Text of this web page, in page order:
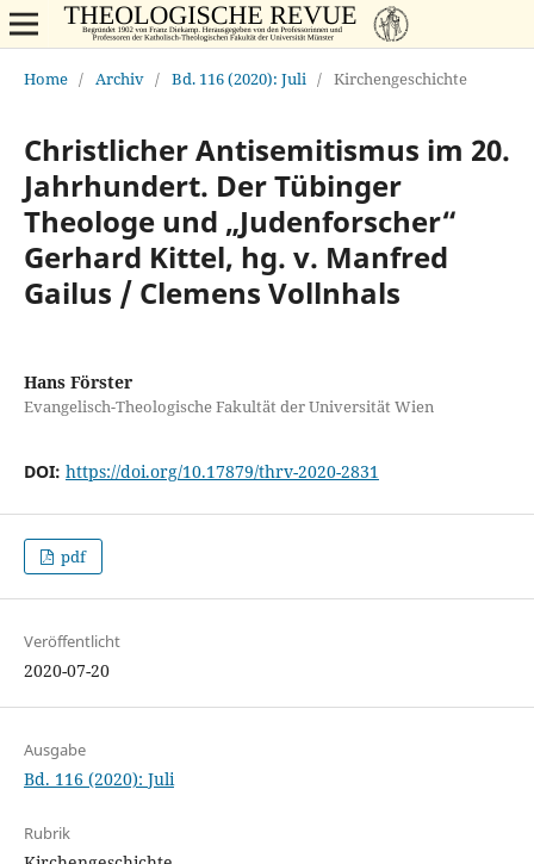
Home / Archiv / Bd. 116 (2020): Juli / Kirchengeschichte
Christlicher Antisemitismus im 20.
Jahrhundert. Der Tübinger
Theologe und „Judenforscher“
Gerhard Kittel, hg. v. Manfred
Gailus / Clemens Vollnhals
Hans Förster
Evangelisch-Theologische Fakultät der Universität Wien
DOI: https://doi.org/10.17879/thrv-2020-2831
pdf
Veröffentlicht
2020-07-20
Ausgabe
Bd. 116 (2020): Juli
Rubrik